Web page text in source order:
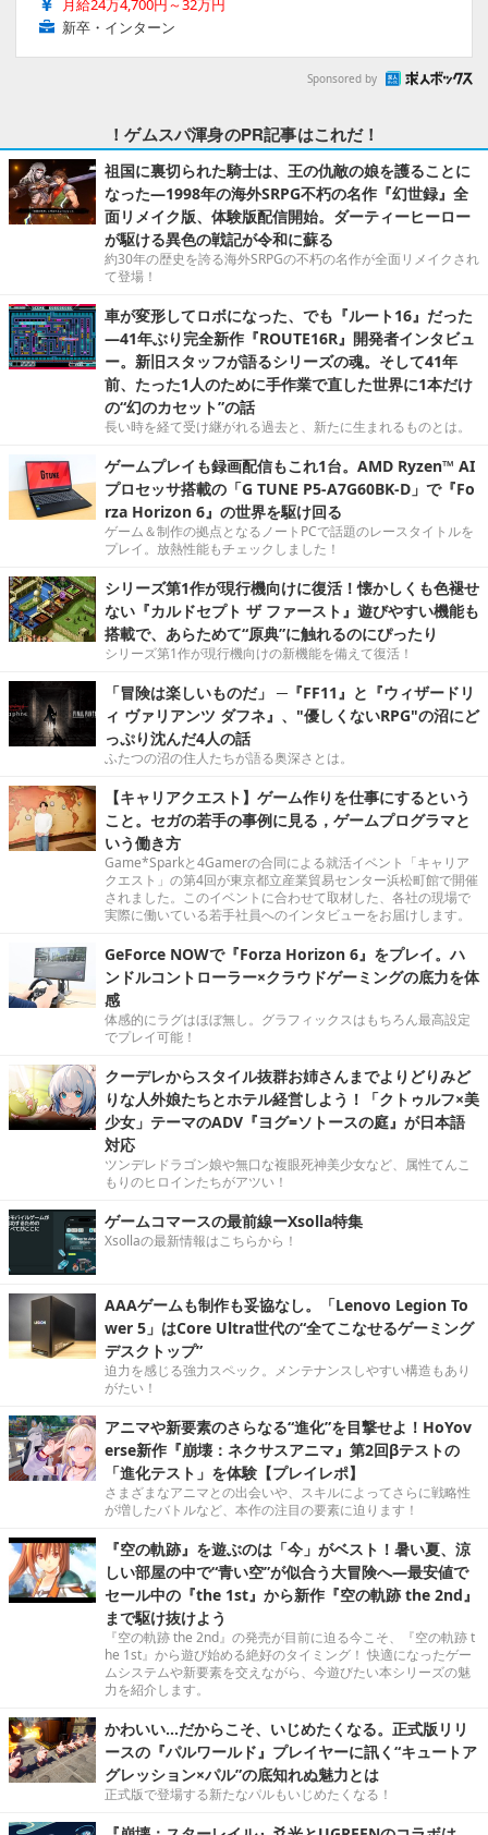
月給24万4,700円～32万円
新卒・インターン
Sponsored by
！ゲムスパ渾身のPR記事はこれだ！
祖国に裏切られた騎士は、王の仇敵の娘を護ることに
なった―1998年の海外SRPG不朽の名作『幻世録』全
面リメイク版、体験版配信開始。ダーティーヒーロー
が駆ける異色の戦記が令和に蘇る
約30年の歴史を誇る海外SRPGの不朽の名作が全面リメイクされ
て登場！
車が変形してロボになった、でも『ルート16』だった
―41年ぶり完全新作『ROUTE16R』開発者インタビュ
ー。新旧スタッフが語るシリーズの魂。そして41年
前、たった1人のために手作業で直した世界に1本だけ
の“幻のカセット”の話
長い時を経て受け継がれる過去と、新たに生まれるものとは。
ゲームプレイも録画配信もこれ1台。AMD Ryzen™ AI
プロセッサ搭載の「G TUNE P5-A7G60BK-D」で『Fo
rza Horizon 6』の世界を駆け回る
ゲーム＆制作の拠点となるノートPCで話題のレースタイトルを
プレイ。放熱性能もチェックしました！
シリーズ第1作が現行機向けに復活！懐かしくも色褪せ
ない『カルドセプト ザ ファースト』遊びやすい機能も
搭載で、あらためて“原典”に触れるのにぴったり
シリーズ第1作が現行機向けの新機能を備えて復活！
「冒険は楽しいものだ」 ─『FF11』と『ウィザードリ
ィ ヴァリアンツ ダフネ』、"優しくないRPG"の沼にど
っぷり沈んだ4人の話
ふたつの沼の住人たちが語る奥深さとは。
【キャリアクエスト】ゲーム作りを仕事にするという
こと。セガの若手の事例に見る，ゲームプログラマと
いう働き方
Game*Sparkと4Gamerの合同による就活イベント「キャリア
クエスト」の第4回が東京都立産業貿易センター浜松町館で開催
されました。このイベントに合わせて取材した、各社の現場で
実際に働いている若手社員へのインタビューをお届けします。
GeForce NOWで『Forza Horizon 6』をプレイ。ハ
ンドルコントローラー×クラウドゲーミングの底力を体
感
体感的にラグはほぼ無し。グラフィックスはもちろん最高設定
でプレイ可能！
クーデレからスタイル抜群お姉さんまでよりどりみど
りな人外娘たちとホテル経営しよう！「クトゥルフ×美
少女」テーマのADV『ヨグ=ソトースの庭』が日本語
対応
ツンデレドラゴン娘や無口な複眼死神美少女など、属性てんこ
もりのヒロインたちがアツい！
ゲームコマースの最前線ーXsolla特集
Xsollaの最新情報はこちらから！
AAAゲームも制作も妥協なし。「Lenovo Legion To
wer 5」はCore Ultra世代の“全てこなせるゲーミング
デスクトップ”
迫力を感じる強力スペック。メンテナンスしやすい構造もあり
がたい！
アニマや新要素のさらなる“進化”を目撃せよ！HoYov
erse新作『崩壊：ネクサスアニマ』第2回βテストの
「進化テスト」を体験【プレイレポ】
さまざまなアニマとの出会いや、スキルによってさらに戦略性
が増したバトルなど、本作の注目の要素に迫ります！
『空の軌跡』を遊ぶのは「今」がベスト！暑い夏、涼
しい部屋の中で“青い空”が似合う大冒険へ―最安値で
セール中の『the 1st』から新作『空の軌跡 the 2nd』
まで駆け抜けよう
『空の軌跡 the 2nd』の発売が目前に迫る今こそ、『空の軌跡 t
he 1st』から遊び始める絶好のタイミング！ 快適になったゲー
ムシステムや新要素を交えながら、今遊びたい本シリーズの魅
力を紹介します。
かわいい…だからこそ、いじめたくなる。正式版リリ
ースの『パルワールド』プレイヤーに訊く“キュートア
グレッション×パル”の底知れぬ魅力とは
正式版で登場する新たなパルもいじめたくなる！